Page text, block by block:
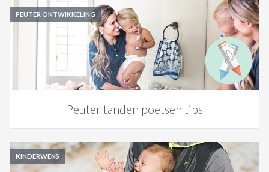
PEUTER ONTWIKKELING
Peuter tanden poetsen tips
KINDERWENS